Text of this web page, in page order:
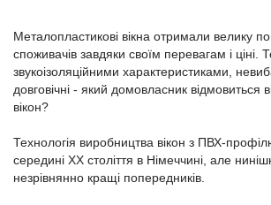
Металопластикові вікна отримали велику
споживачів завдяки своїм перевагам і ціні.
звукоізоляційними характеристиками,
довговічні - який домовласник відмовиться
вікон?
Технологія виробництва вікон з ПВХ-
середині ХХ століття в Німеччині, але
незрівнянно кращі попередників.